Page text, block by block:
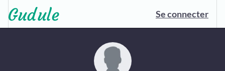
Se connecter